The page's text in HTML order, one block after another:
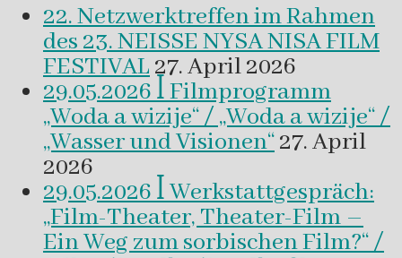
22. Netzwerktreffen im Rahmen
des 23. NEISSE NYSA NISA FILM
FESTIVAL 27. April 2026
29.05.2026 ꟾ Filmprogramm
„Woda a wizije“ / „Woda a wizije“ /
„Wasser und Visionen“27. April
2026
29.05.2026 ꟾ Werkstattgespräch:
„Film-Theater, Theater-Film –
Ein Weg zum sorbischen Film?“ /